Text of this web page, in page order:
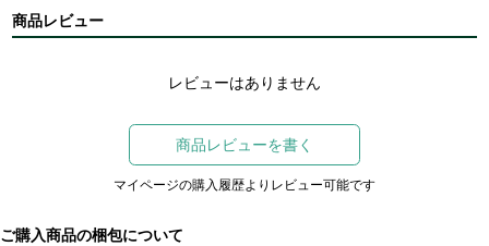
商品レビュー
レビューはありません
商品レビューを書く
マイページの購入履歴よりレビュー可能です
ご購入商品の梱包について